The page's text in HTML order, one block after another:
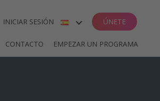
CONTACTO EMPEZAR UN PROGRAMA
INICIAR SESIÓN
ENGLISH
ÚNETE